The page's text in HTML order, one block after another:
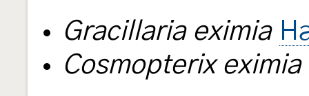
Gracillaria eximia
Cosmopterix eximia